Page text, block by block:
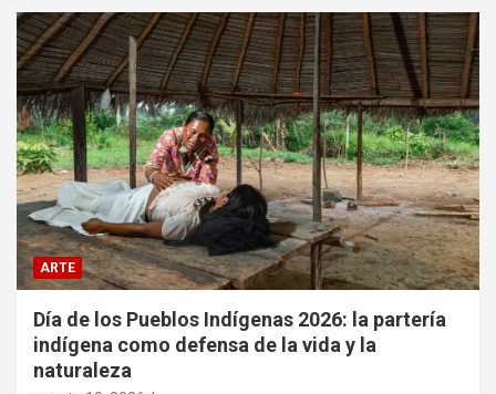
ARTE
Día de los Pueblos Indígenas 2026: la partería
indígena como defensa de la vida y la
naturaleza